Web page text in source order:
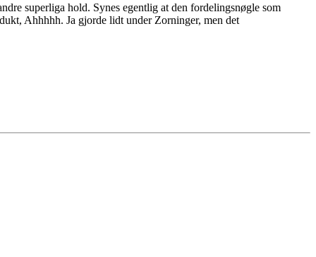
superliga hold. Synes egentlig at den fordelingsnøgle som
Ahhhhh. Ja gjorde lidt under Zorninger, men det